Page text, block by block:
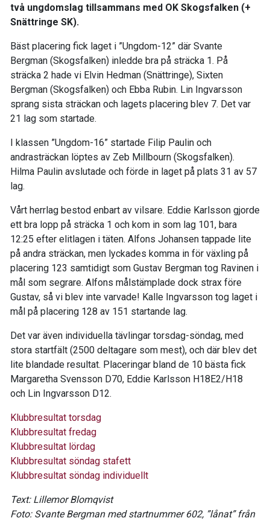
två ungdomslag tillsammans med OK Skogsfalken (+
Snättringe SK).
Bäst placering fick laget i ”Ungdom-12” där Svante
Bergman (Skogsfalken) inledde bra på sträcka 1. På
sträcka 2 hade vi Elvin Hedman (Snättringe), Sixten
Bergman (Skogsfalken) och Ebba Rubin. Lin Ingvarsson
sprang sista sträckan och lagets placering blev 7. Det var
21 lag som startade.
I klassen ”Ungdom-16” startade Filip Paulin och
andrasträckan löptes av Zeb Millbourn (Skogsfalken).
Hilma Paulin avslutade och förde in laget på plats 31 av 57
lag.
Vårt herrlag bestod enbart av vilsare. Eddie Karlsson gjorde
ett bra lopp på sträcka 1 och kom in som lag 101, bara
12:25 efter elitlagen i täten. Alfons Johansen tappade lite
på andra sträckan, men lyckades komma in för växling på
placering 123 samtidigt som Gustav Bergman tog Ravinen i
mål som segrare. Alfons målstämplade dock strax före
Gustav, så vi blev inte varvade! Kalle Ingvarsson tog laget i
mål på placering 128 av 151 startande lag.
Det var även individuella tävlingar torsdag-söndag, med
stora startfält (2500 deltagare som mest), och där blev det
lite blandade resultat. Placeringar bland de 10 bästa fick
Margaretha Svensson D70, Eddie Karlsson H18E2/H18
och Lin Ingvarsson D12.
Klubbresultat torsdag
Klubbresultat fredag
Klubbresultat lördag
Klubbresultat söndag stafett
Klubbresultat söndag individuellt
Text: Lillemor Blomqvist
Foto: Svante Bergman med startnummer 602, ”lånat” från